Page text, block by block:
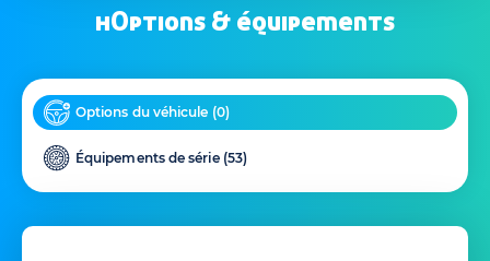
hOptions & équipements
Options du véhicule (0)
Équipements de série (53)